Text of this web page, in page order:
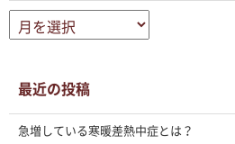
ー
ブ
最近の投稿
急増している寒暖差熱中症とは？